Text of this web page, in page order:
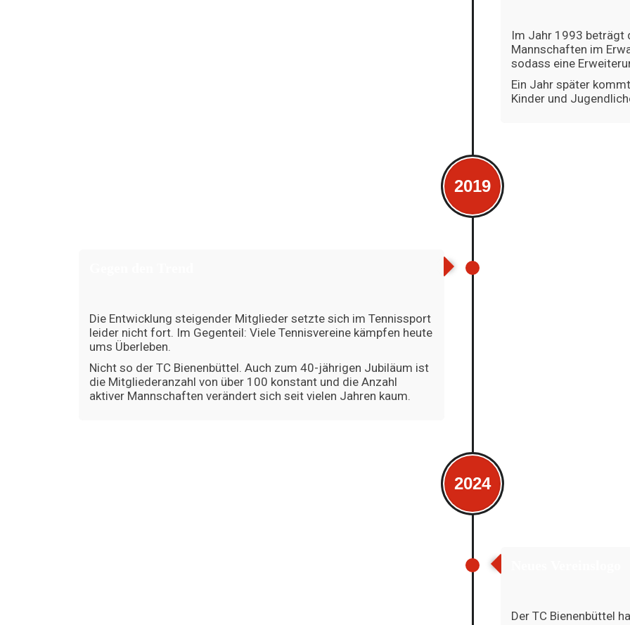
Im Jahr 1993 beträgt
Mannschaften im
sodass eine
Ein Jahr später
Kinder und
2019
Die Entwicklung steigender Mitglieder setzte sich im Tennissport
leider nicht fort. Im Gegenteil: Viele Tennisvereine kämpfen heute
ums Überleben.
Nicht so der TC Bienenbüttel. Auch zum 40-jährigen Jubiläum ist
die Mitgliederanzahl von über 100 konstant und die Anzahl
aktiver Mannschaften verändert sich seit vielen Jahren kaum.
2024
Der TC Bienenbüttel